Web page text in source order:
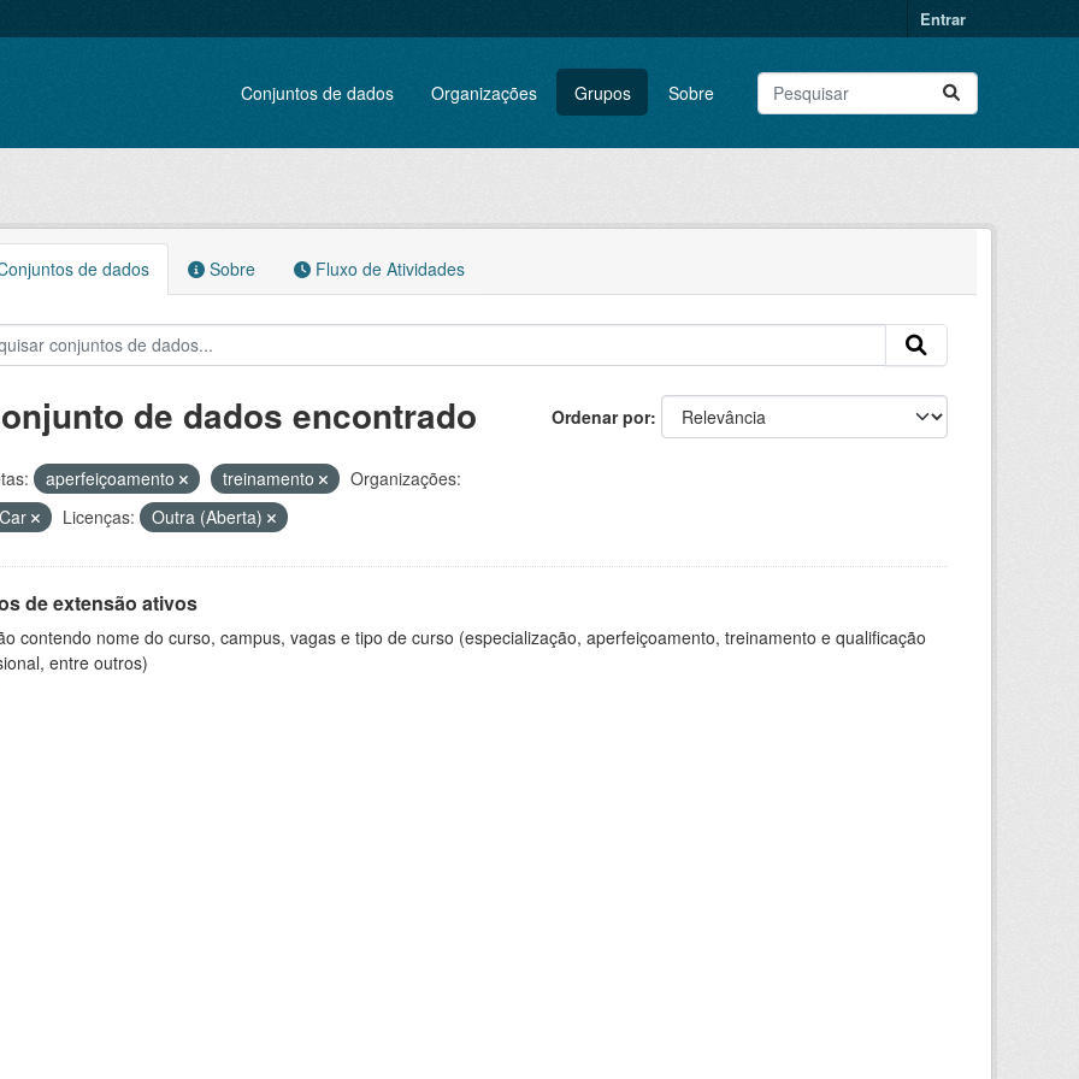
Entrar
Conjuntos de dados Organizações Grupos Sobre
de dados Sobre Fluxo de Atividades
Ordenar por
de dados encontrado
aperfeiçoamento treinamento
Organizações:
Licenças: Outra (Aberta)
de extensão ativos
contendo nome do curso, campus, vagas e tipo de curso (especialização, aperfeiçoamento, treinamento e qualificação
entre outros)